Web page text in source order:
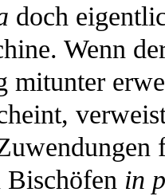
doch
Wenn
mitunter
Bischöfen in